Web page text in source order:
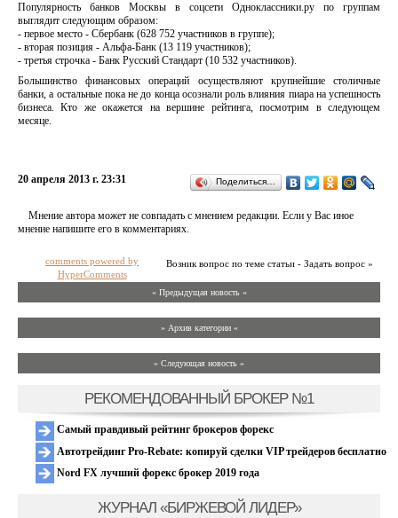
Популярность банков Москвы в соцсети Одноклассники.ру по группам
выглядит следующим образом:
- первое место - Сбербанк (628 752 участников в группе);
- вторая позиция - Альфа-Банк (13 119 участников);
- третья строчка - Банк Русский Стандарт (10 532 участников).
Большинство финансовых операций осуществляют крупнейшие столичные
банки, а остальные пока не до конца осознали роль влияния пиара на успешность
бизнеса. Кто же окажется на вершине рейтинга, посмотрим в следующем
месяце.
20 апреля 2013 г. 23:31 Поделиться…
Мнение автора может не совпадать с мнением редакции. Если у Вас иное
мнение напишите его в комментариях.
Возник вопрос по теме статьи - Задать вопрос »
comments powered by
HyperComments
« Предыдущая новость «
» Архив категории «
» Следующая новость »
РЕКОМЕНДОВАННЫЙ БРОКЕР №1
Самый правдивый рейтинг брокеров форекс
Автотрейдинг Pro-Rebate: копируй сделки VIP трейдеров бесплатно
Nord FX лучший форекс брокер 2019 года
ЖУРНАЛ «БИРЖЕВОЙ ЛИДЕР»